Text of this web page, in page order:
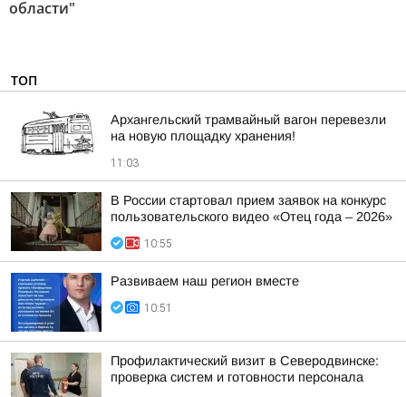
области"
ТОП
Архангельский трамвайный вагон перевезли
на новую площадку хранения!
11:03
В России стартовал прием заявок на конкурс
пользовательского видео «Отец года – 2026»
10:55
Развиваем наш регион вместе
10:51
Профилактический визит в Северодвинске:
проверка систем и готовности персонала